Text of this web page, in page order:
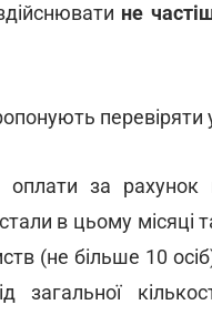
не
перевіряти
за рахунок
в цьому місяці
(не більше 10